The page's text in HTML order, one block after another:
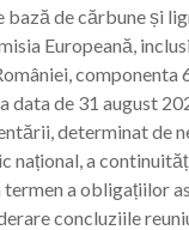
de cărbune și
Europeană,
componenta
de 31 august
determinat de
național, a
a obligațiilor
concluziile